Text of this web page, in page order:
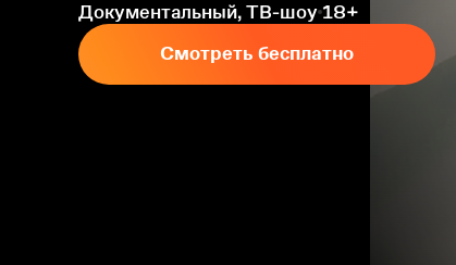
Документальный, ТВ-шоу 18+
Смотреть бесплатно